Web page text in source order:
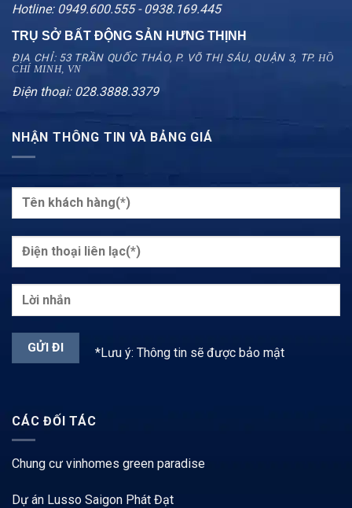
Hotline: 0949.600.555 - 0938.169.445
TRỤ SỞ BẤT ĐỘNG SẢN HƯNG THỊNH
ĐỊA CHỈ: 53 TRẦN QUỐC THẢO, P. VÕ THỊ SÁU, QUẬN 3, TP.HỒ
CHÍ MINH, VN
Điện thoại: 028.3888.3379
NHẬN THÔNG TIN VÀ BẢNG GIÁ
*Lưu ý: Thông tin sẽ được bảo mật
CÁC ĐỐI TÁC
Chung cư vinhomes green paradise
Dự án Lusso Saigon Phát Đạt